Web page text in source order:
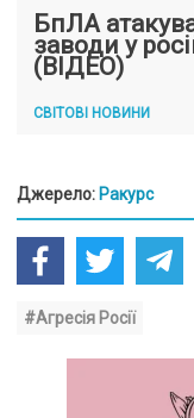
БпЛА
заводи у
(ВІДЕО)
СВІТОВІ НОВИНИ
Джерело: Ракурс
#Агресія Росії